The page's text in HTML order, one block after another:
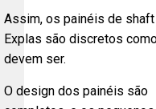
Assim, os painéis de
Explas são discretos
devem ser.
O design dos painéis são